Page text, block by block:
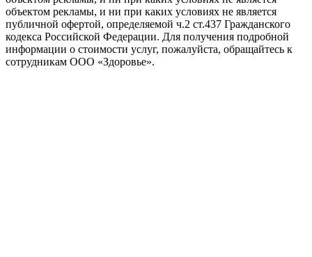
объектом рекламы, и ни при каких условиях не является
публичной офертой, определяемой ч.2 ст.437 Гражданского
кодекса Российской Федерации. Для получения подробной
информации о стоимости услуг, пожалуйста, обращайтесь к
сотрудникам ООО «Здоровье».